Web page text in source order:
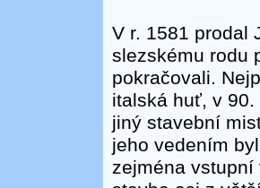
V r. 1581 prodal
slezskému rodu
pokračovali.
italská huť, v
jiný stavební
jeho vedením
zejména vstupní